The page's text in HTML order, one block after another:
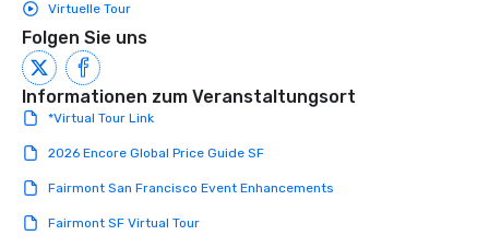
Virtuelle Tour
Folgen Sie uns
Informationen zum Veranstaltungsort
*Virtual Tour Link
2026 Encore Global Price Guide SF
Fairmont San Francisco Event Enhancements
Fairmont SF Virtual Tour